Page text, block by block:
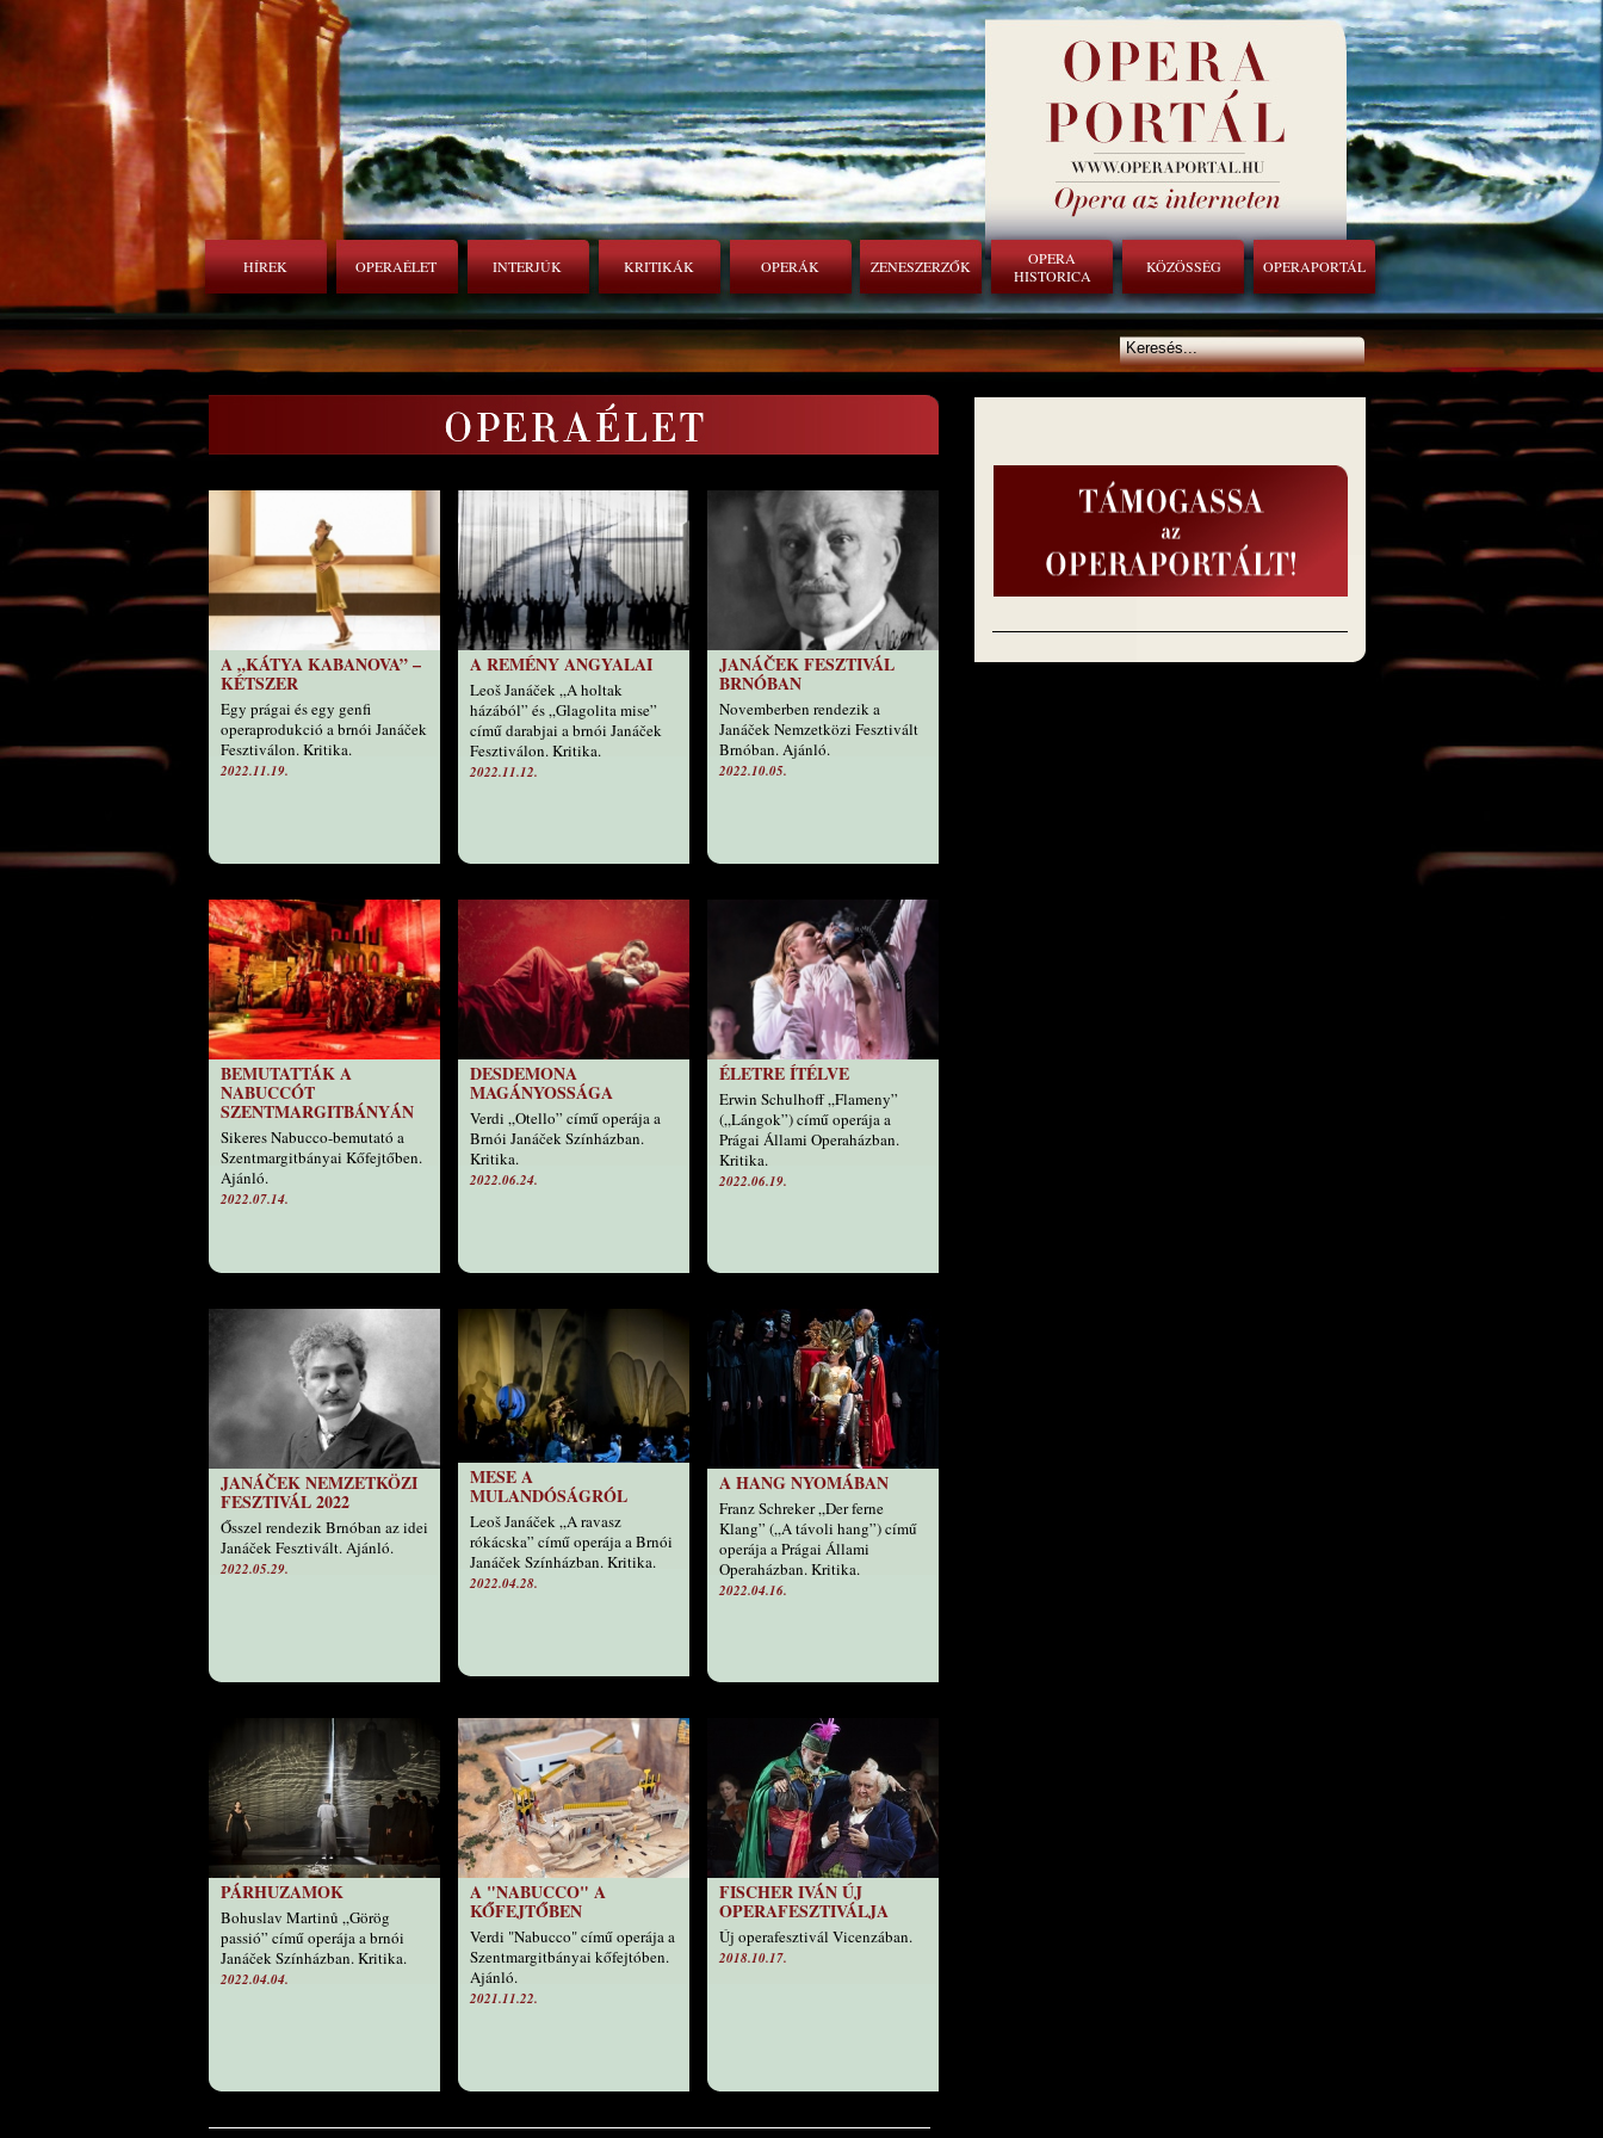
HÍREK OPERAÉLET INTERJÚK KRITIKÁK OPERÁK ZENESZERZŐK
OPERA
HISTORICA
KÖZÖSSÉG OPERAPORTÁL
A „KÁTYA KABANOVA” –
KÉTSZER
Egy prágai és egy genfi
operaprodukció a brnói Janáček
Fesztiválon. Kritika.
2022.11.19.
A REMÉNY ANGYALAI
Leoš Janáček „A holtak
házából” és „Glagolita mise”
című darabjai a brnói Janáček
Fesztiválon. Kritika.
2022.11.12.
JANÁČEK FESZTIVÁL
BRNÓBAN
Novemberben rendezik a
Janáček Nemzetközi Fesztivált
Brnóban. Ajánló.
2022.10.05.
BEMUTATTÁK A
NABUCCÓT
SZENTMARGITBÁNYÁN
Sikeres Nabucco-bemutató a
Szentmargitbányai Kőfejtőben.
Ajánló.
2022.07.14.
DESDEMONA
MAGÁNYOSSÁGA
Verdi „Otello” című operája a
Brnói Janáček Színházban.
Kritika.
2022.06.24.
ÉLETRE ÍTÉLVE
Erwin Schulhoff „Flameny”
(„Lángok”) című operája a
Prágai Állami Operaházban.
Kritika.
2022.06.19.
JANÁČEK NEMZETKÖZI
FESZTIVÁL 2022
Ősszel rendezik Brnóban az idei
Janáček Fesztivált. Ajánló.
2022.05.29.
MESE A
MULANDÓSÁGRÓL
Leoš Janáček „A ravasz
rókácska” című operája a Brnói
Janáček Színházban. Kritika.
2022.04.28.
A HANG NYOMÁBAN
Franz Schreker „Der ferne
Klang” („A távoli hang”) című
operája a Prágai Állami
Operaházban. Kritika.
2022.04.16.
PÁRHUZAMOK
Bohuslav Martinů „Görög
passió” című operája a brnói
Janáček Színházban. Kritika.
2022.04.04.
A "NABUCCO" A
KŐFEJTŐBEN
Verdi "Nabucco" című operája a
Szentmargitbányai kőfejtóben.
Ajánló.
2021.11.22.
FISCHER IVÁN ÚJ
OPERAFESZTIVÁLJA
Új operafesztivál Vicenzában.
2018.10.17.